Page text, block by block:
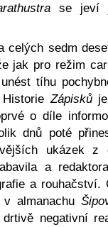
se jeví
celých sedm
jak pro režim
tíhu
Zápiskůje
o díle
dnů poté
ukázek z
a
a rouhačství.
almanachu
negativní